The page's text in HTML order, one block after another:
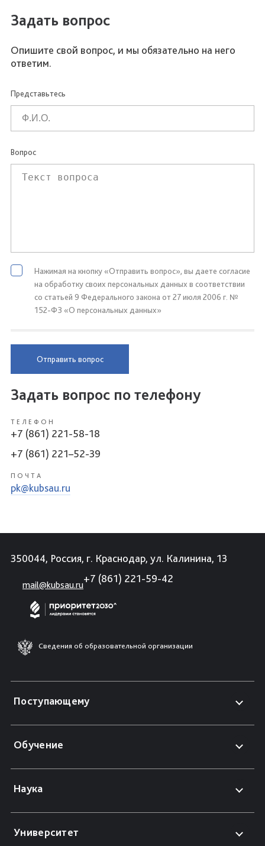
Задать вопрос
Опишите свой вопрос, и мы обязательно на него
ответим.
Представьтесь
Вопрос
Нажимая на кнопку «Отправить вопрос», вы даете согласие
на обработку своих персональных данных в соответствии
со статьей 9 Федерального закона от 27 июля 2006 г. №
152-ФЗ «О персональных данных»
Отправить вопрос
Задать вопрос по телефону
ТЕЛЕФОН
+7 (861) 221-58-18
+7 (861) 221–52-39
ПОЧТА
pk@kubsau.ru
350044, Россия, г. Краснодар, ул. Калинина, 13
mail@kubsau.ru
+7 (861) 221-59-42
Сведения об образовательной организации
Поступающему
Обучение
Наука
Университет